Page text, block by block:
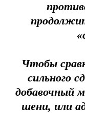
Чтобы
сильного
добавочный
шени, или